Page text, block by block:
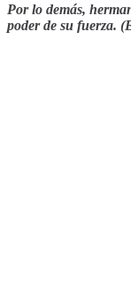
Por lo demás,
poder de su fuerza.